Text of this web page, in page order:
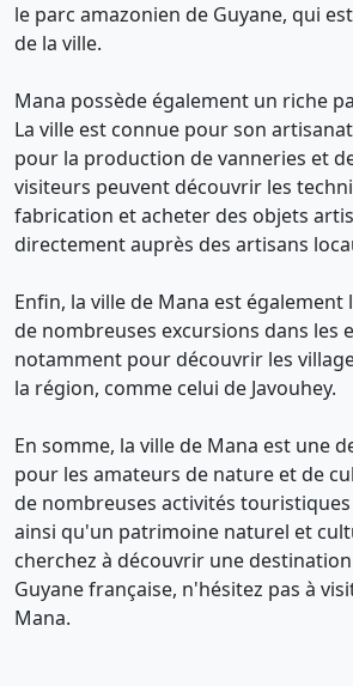
le parc amazonien de Guyane, qui
de la ville.
Mana possède également un riche
La ville est connue pour son
pour la production de vanneries et
visiteurs peuvent découvrir les
fabrication et acheter des objets
directement auprès des artisans
Enfin, la ville de Mana est
de nombreuses excursions dans les
notamment pour découvrir les
la région, comme celui de Javouhey.
En somme, la ville de Mana est une
pour les amateurs de nature et de
de nombreuses activités
ainsi qu'un patrimoine naturel et
cherchez à découvrir une
Guyane française, n'hésitez pas à
Mana.